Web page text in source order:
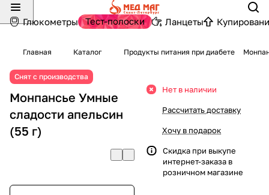
Глюкометры Тест-полоски Ланцеты
Главная Каталог Продукты питания при диабете
Снят с производства
Монпансье Умные
сладости апельсин
(55 г)
Нет в наличии
Рассчитать доставку
Хочу в подарок
Скидка при выкупе
интернет-заказа в
розничном магазине